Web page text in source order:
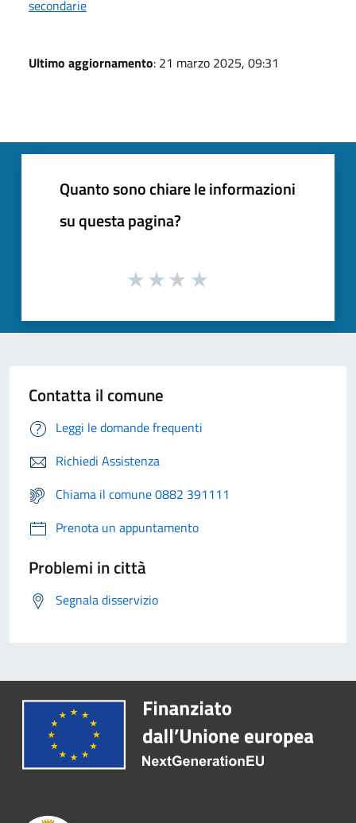
secondarie
Ultimo aggiornamento: 21 marzo 2025, 09:31
Quanto sono chiare le informazioni
su questa pagina?
Contatta il comune
Leggi le domande frequenti
Richiedi Assistenza
Chiama il comune 0882 391111
Prenota un appuntamento
Problemi in città
Segnala disservizio